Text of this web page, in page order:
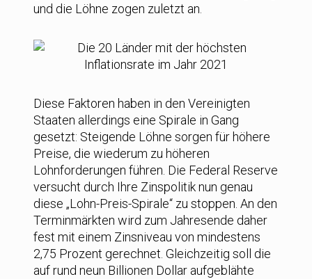
und die Löhne zogen zuletzt an.
Diese Faktoren haben in den Vereinigten
Staaten allerdings eine Spirale in Gang
gesetzt: Steigende Löhne sorgen für höhere
Preise, die wiederum zu höheren
Lohnforderungen führen. Die Federal Reserve
versucht durch Ihre Zinspolitik nun genau
diese „Lohn-Preis-Spirale“ zu stoppen. An den
Terminmärkten wird zum Jahresende daher
fest mit einem Zinsniveau von mindestens
2,75 Prozent gerechnet. Gleichzeitig soll die
auf rund neun Billionen Dollar aufgeblähte